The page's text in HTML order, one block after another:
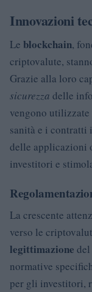
Innovazioni
Le blockchain,
criptovalute,
Grazie alla loro
sicurezza delle
vengono
sanità e i contratti
delle applicazioni
investitori e
La crescente
verso le
legittimazione
normative
per gli investitori,